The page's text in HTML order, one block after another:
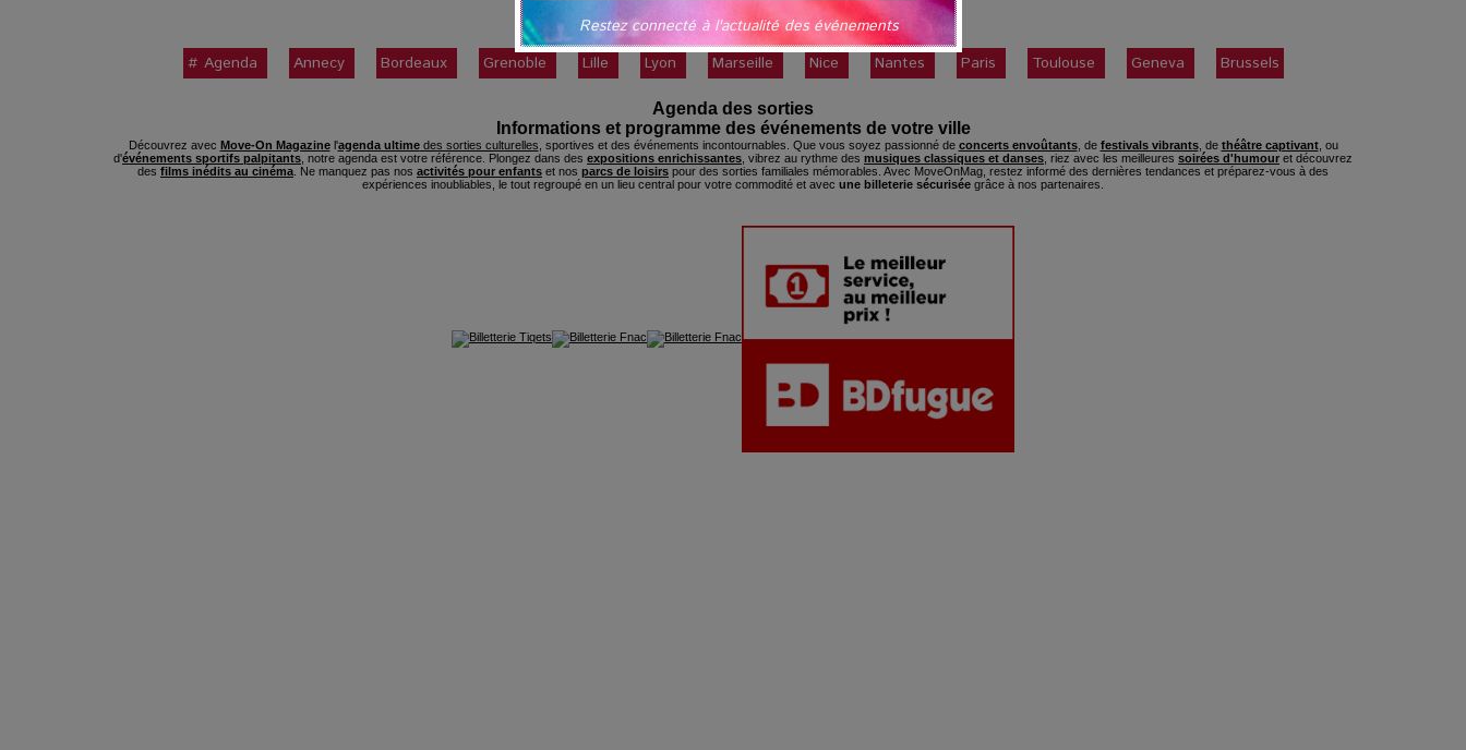
Théatre|Suivant »
# Agenda Annecy Bordeaux Grenoble Lille Lyon Marseille Nice Nantes Paris Toulouse Geneva Brussels
Agenda des sorties
Informations et programme des événements de votre ville
Découvrez avec Move-On Magazinel'agenda ultimedes sorties culturelles , sportives et des événements incontournables. Que vous soyez passionné de concerts envoûtants, de festivals vibrants, de théâtre captivant, ou
d'événements sportifs palpitants , notre agenda est votre référence. Plongez dans des expositions enrichissantes , vibrez au rythme des musiques classiques et danses , riez avec les meilleures soirées d'humour et découvrez
des films inédits au cinéma . Ne manquez pas nos activités pour enfants et nos parcs de loisirs pour des sorties familiales mémorables. Avec MoveOnMag, restez informé des dernières tendances et préparez-vous à des
expériences inoubliables, le tout regroupé en un lieu central pour votre commodité et avec une billeterie sécurisée grâce à nos partenaires.
Restez connecté à l'actualité des événements